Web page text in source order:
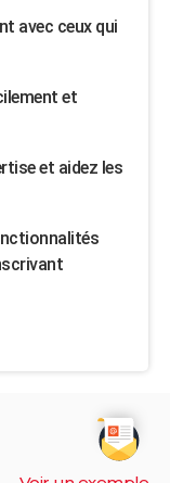
avec ceux qui
et
et aidez les